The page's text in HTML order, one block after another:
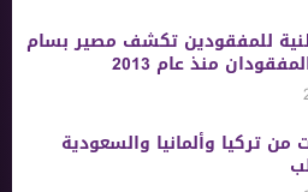
للمفقودين تكشف مصير بسام
منذ عام 2013
من ‏تركيا وألمانيا والسعودية